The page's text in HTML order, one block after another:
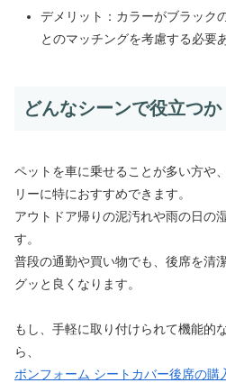
デメリット：カラーがブラック
とのマッチングを考慮する必要
どんなシーンで役立つか
ペットを車に乗せることが多い方や
リーに特におすすめできます。
アウトドア帰りの泥汚れや雨の日の
す。
普段の通勤や買い物でも、後席を清
グッと良くなります。
もし、手軽に取り付けられて機能的
ら、
ボンフォーム シートカバー後席の購